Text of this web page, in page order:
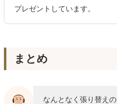
プレゼントしています。
まとめ
なんとなく張り替え